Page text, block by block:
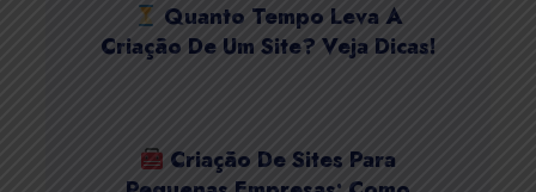
Quanto Tempo Leva A
Criação De Um Site? Veja Dicas!
Criação De Sites Para